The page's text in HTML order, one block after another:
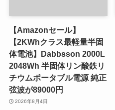
【Amazonセール】
【2KWhクラス最軽量半固
体電池】Dabbsson 2000L
2048Wh 半固体リン酸鉄リ
チウムポータブル電源 純正
弦波が89000円
2026年8月4日